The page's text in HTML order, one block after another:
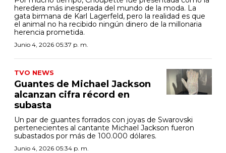
heredera más inesperada del mundo de la moda. La
gata birmana de Karl Lagerfeld, pero la realidad es que
el animal no ha recibido ningún dinero de la millonaria
herencia prometida.
Junio 4, 2026 05:37 p. m.
TVO NEWS
Guantes de Michael Jackson
alcanzan cifra récord en
subasta
Un par de guantes forrados con joyas de Swarovski
pertenecientes al cantante Michael Jackson fueron
subastados por más de 100.000 dólares.
Junio 4, 2026 05:34 p. m.